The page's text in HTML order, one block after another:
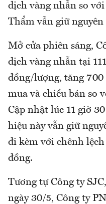
dịch vàng nhẫn so
Thẩm vẫn giữ
Mở cửa phiên sáng,
dịch vàng nhẫn tại
đồng/lượng, tăng
mua và chiều bán so
Cập nhật lúc 11 giờ
hiệu này vẫn giữ
đi kèm với chênh
đồng.
Tương tự Công ty
ngày 30/5, Công ty